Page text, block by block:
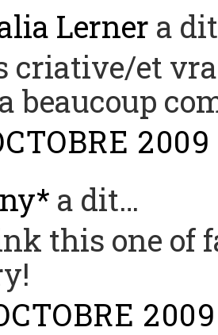
Lerner a
criative/et
beaucoup
a dit…
this one of